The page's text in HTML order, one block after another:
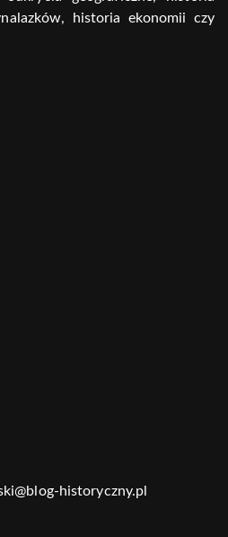
historia ekonomii czy
historyczny.pl